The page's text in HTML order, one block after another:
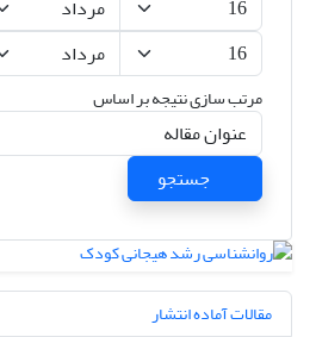
مرتب سازی نتیجه بر اساس
جستجو
مقالات آماده انتشار